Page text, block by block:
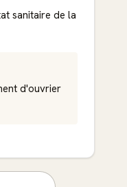
sanitaire de la
d'ouvrier